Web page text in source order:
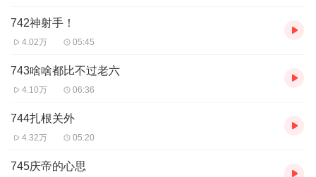
742神射手！
4.02万 05:45
743啥啥都比不过老六
4.10万 06:36
744扎根关外
4.32万 05:20
745庆帝的心思